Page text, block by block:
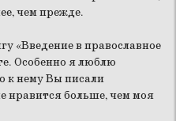
чем прежде.
«Введение в православное
Особенно я люблю
к нему Вы писали
нравится больше, чем моя